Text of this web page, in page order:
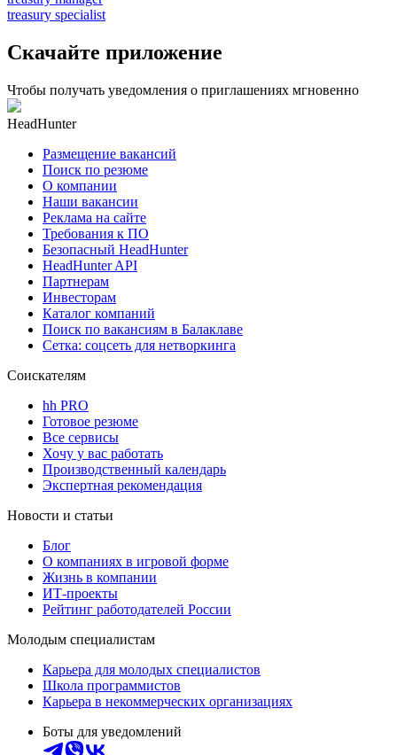
treasury specialist
Скачайте приложение
Чтобы получать уведомления о приглашениях мгновенно
HeadHunter
Размещение вакансий
Поиск по резюме
О компании
Наши вакансии
Реклама на сайте
Требования к ПО
Безопасный HeadHunter
HeadHunter API
Партнерам
Инвесторам
Каталог компаний
Поиск по вакансиям в Балаклаве
Сетка: соцсеть для нетворкинга
Соискателям
hh PRO
Готовое резюме
Все сервисы
Хочу у вас работать
Производственный календарь
Экспертная рекомендация
Новости и статьи
Блог
О компаниях в игровой форме
Жизнь в компании
ИТ-проекты
Рейтинг работодателей России
Молодым специалистам
Карьера для молодых специалистов
Школа программистов
Карьера в некоммерческих организациях
Боты для уведомлений